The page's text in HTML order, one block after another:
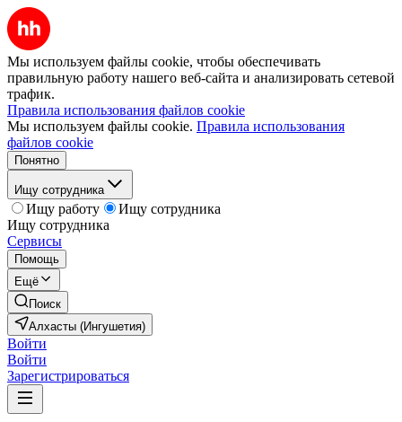
Мы используем файлы cookie, чтобы обеспечивать
правильную работу нашего веб-сайта и анализировать сетевой
трафик.
Правила использования файлов cookie
Мы используем файлы cookie. Правила использования
файлов cookie
Понятно
Ищу сотрудника
Ищу работу
Ищу сотрудника
Ищу сотрудника
Сервисы
Помощь
Ещё
Поиск
Алхасты (Ингушетия)
Войти
Войти
Зарегистрироваться